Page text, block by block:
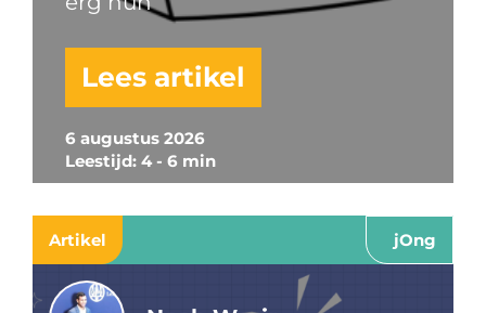
6 augustus 2026
Leestijd: 4 - 6 min
Lees artikel
Artikel jOng